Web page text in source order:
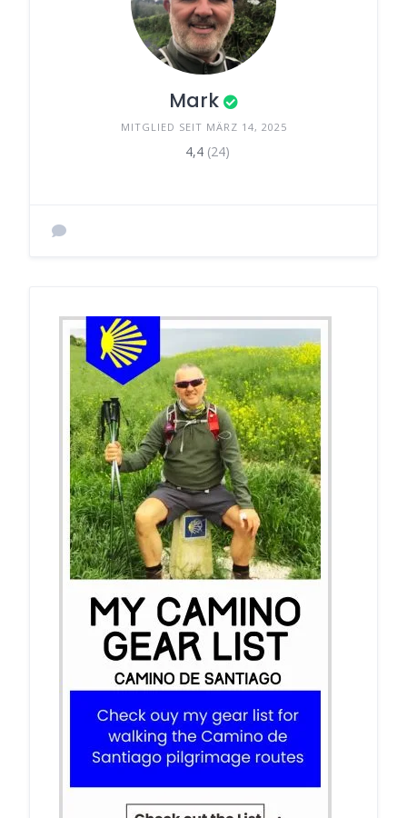
Mark
MITGLIED SEIT MÄRZ 14, 2025
4,4 (24)